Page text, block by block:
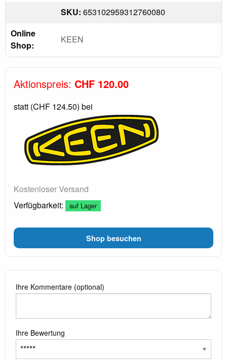
SKU: 653102959312760080
Online
Shop:
KEEN
Aktionspreis: CHF 120.00
statt (CHF 124.50) bei
Kostenloser Versand
Verfügbarkeit:
auf Lager
Shop besuchen
Ihre Kommentare (optional)
Ihre Bewertung